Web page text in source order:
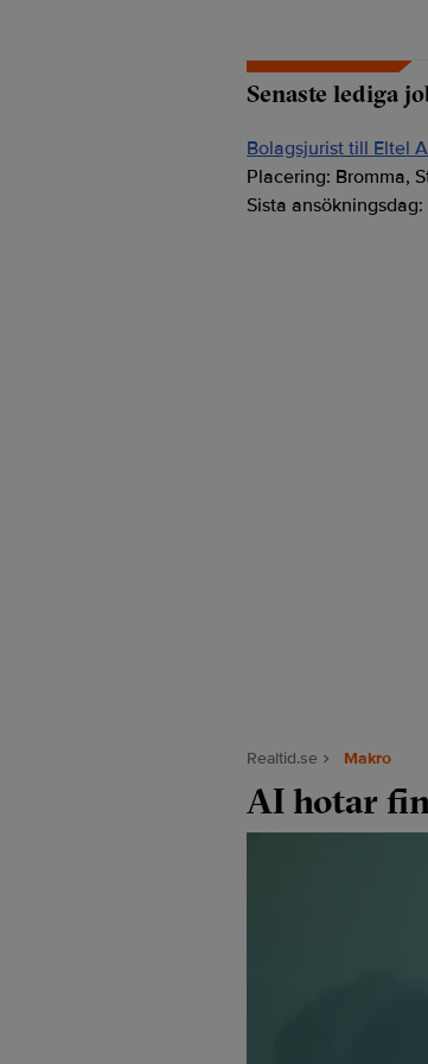
Senaste lediga
Bolagsjurist till Eltel
Placering: Bromma,
Sista ansökningsdag:
Realtid.se Makro
AI hotar